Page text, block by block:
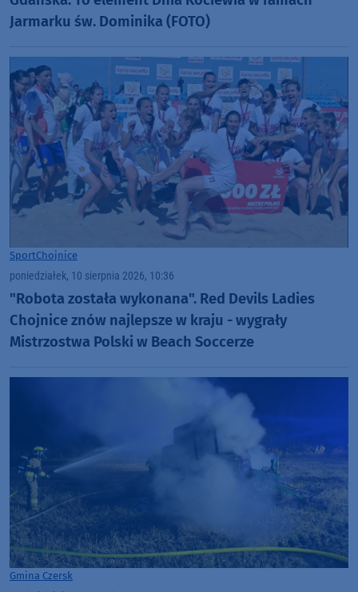
Jarmarku św. Dominika (FOTO)
SportChojnice
poniedziałek, 10 sierpnia 2026, 10:36
"Robota została wykonana". Red Devils Ladies
Chojnice znów najlepsze w kraju - wygrały
Mistrzostwa Polski w Beach Soccerze
Gmina Czersk